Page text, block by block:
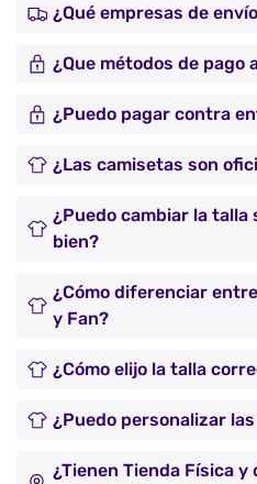
¿Qué empresas de
¿Que métodos de pago
¿Puedo pagar contra
¿Las camisetas son
¿Puedo cambiar la talla
bien?
¿Cómo diferenciar
y Fan?
¿Cómo elijo la talla
¿Puedo personalizar
¿Tienen Tienda Física y